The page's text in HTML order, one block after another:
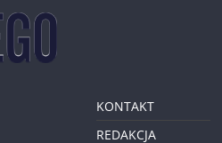
KONTAKT
REDAKCJA